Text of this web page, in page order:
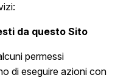
da questo Sito
permessi
di eseguire azioni con